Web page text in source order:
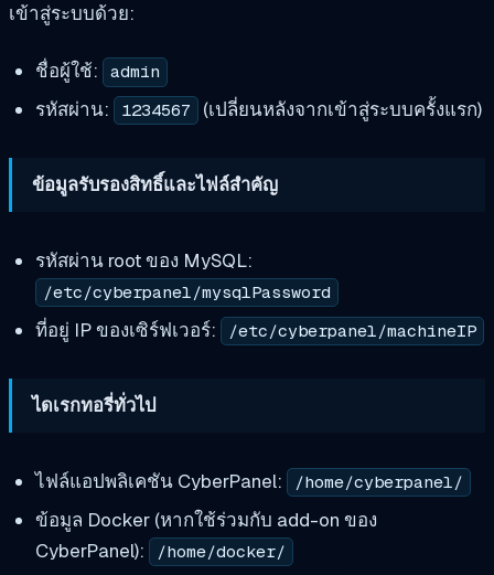
เข้าสู่ระบบด้วย:
ชื่อผู้ใช้: admin
รหัสผ่าน: 1234567 (เปลี่ยนหลังจากเข้าสู่ระบบครั้งแรก)
ข้อมูลรับรองสิทธิ์และไฟล์สำคัญ
รหัสผ่าน root ของ MySQL:
/etc/cyberpanel/mysqlPassword
ที่อยู่ IP ของเซิร์ฟเวอร์: /etc/cyberpanel/machineIP
ไดเรกทอรี่ทั่วไป
ไฟล์แอปพลิเคชัน CyberPanel: /home/cyberpanel/
ข้อมูล Docker (หากใช้ร่วมกับ add-on ของ
CyberPanel):
/home/docker/